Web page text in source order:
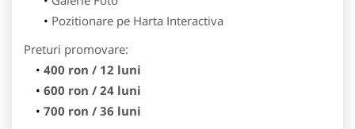
Pozitionare pe Harta Interactiva
Preturi promovare:
400 ron / 12 luni
600 ron / 24 luni
700 ron / 36 luni